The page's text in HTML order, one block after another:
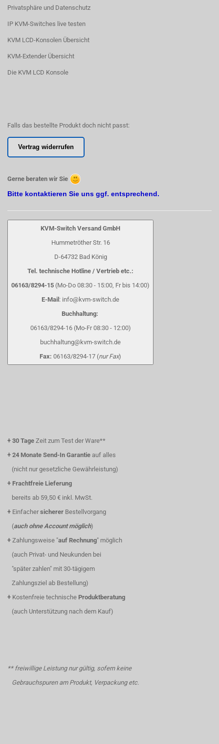
Privatsphäre und Datenschutz
IP KVM-Switches live testen
KVM LCD-Konsolen Übersicht
KVM-Extender Übersicht
Die KVM LCD Konsole
Falls das bestellte Produkt doch nicht passt:
Vertrag widerrufen
Gerne beraten wir Sie
Bitte kontaktieren Sie uns ggf. entsprechend.
KVM-Switch Versand GmbH
Hummetröther Str. 16
D-64732 Bad König
Tel. technische Hotline / Vertrieb etc.:
06163/8294-15 (Mo-Do 08:30 - 15:00, Fr bis 14:00)
E-Mail : info@kvm-switch.de
Buchhaltung:
06163/8294-16 (Mo-Fr 08:30 - 12:00)
buchhaltung@kvm-switch.de
Fax: 06163/8294-17 (nur Fax)
+ 30 Tage Zeit zum Test der Ware**
+ 24 Monate Send-In Garantie auf alles
(nicht nur gesetzliche Gewährleistung)
+ Frachtfreie Lieferung
bereits ab 59,50 € inkl. MwSt.
+ Einfacher sicherer Bestellvorgang
(auch ohne Account möglich)
+ Zahlungsweise "auf Rechnung" möglich
(auch Privat- und Neukunden bei
"später zahlen" mit 30-tägigem
Zahlungsziel ab Bestellung)
+ Kostenfreie technische Produktberatung
(auch Unterstützung nach dem Kauf)
** freiwillige Leistung nur gültig, sofern keine
Gebrauchspuren am Produkt, Verpackung etc.